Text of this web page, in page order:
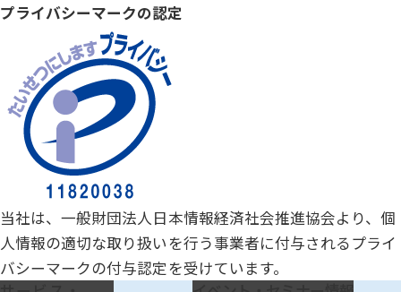
プライバシーマークの認定
当社は、一般財団法人日本情報経済社会推進協会より、個
人情報の適切な取り扱いを行う事業者に付与されるプライ
バシーマークの付与認定を受けています。